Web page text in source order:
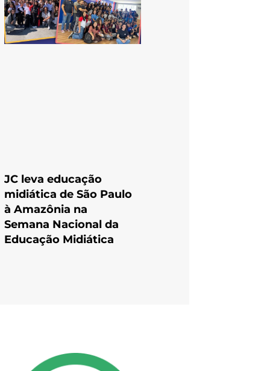
JC leva educação
midiática de São Paulo
à Amazônia na
Semana Nacional da
Educação Midiática